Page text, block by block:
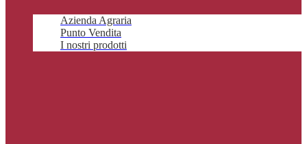
Azienda Agraria
Punto Vendita
I nostri prodotti